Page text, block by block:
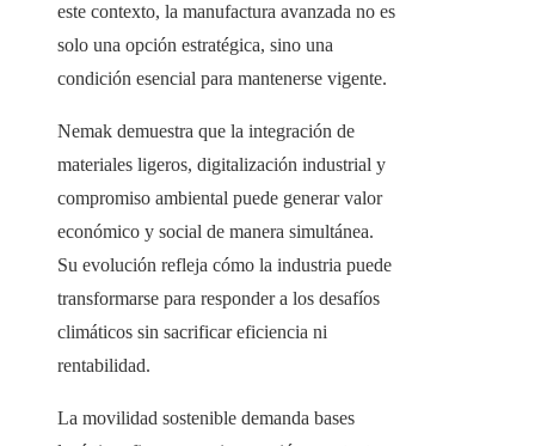
este contexto, la manufactura avanzada no es
solo una opción estratégica, sino una
condición esencial para mantenerse vigente.
Nemak demuestra que la integración de
materiales ligeros, digitalización industrial y
compromiso ambiental puede generar valor
económico y social de manera simultánea.
Su evolución refleja cómo la industria puede
transformarse para responder a los desafíos
climáticos sin sacrificar eficiencia ni
rentabilidad.
La movilidad sostenible demanda bases